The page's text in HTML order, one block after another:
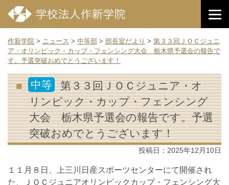
作新学院 > ニュース > 中等部 > 部長室だより > 第３３回ＪＯＣジュニ
ア・オリンピック・カップ・フェンシング大会 栃木県予選会の報告で
す。予選突破おめでとうございます！
中等
第３３回ＪＯＣジュニア・オ
リンピック・カップ・フェンシング
大会 栃木県予選会の報告です。予選
突破おめでとうございます！
投稿日： 2025年12月10日
１１月８日、上三川日産スポーツセンターにて開催され
た、ＪＯＣジュニアオリンピックカップ・フェンシング大